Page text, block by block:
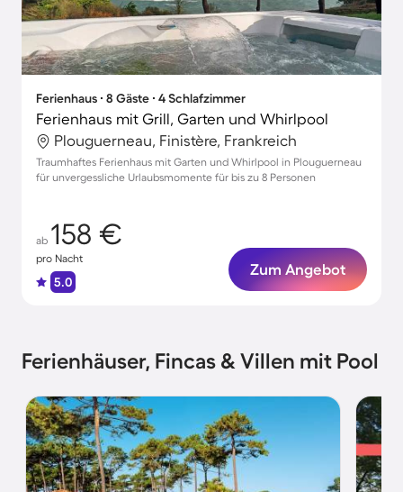
Ferienhaus ∙ 8 Gäste ∙ 4 Schlafzimmer
Ferienhaus mit Grill, Garten und Whirlpool
Plouguerneau, Finistère, Frankreich
Traumhaftes Ferienhaus mit Garten und Whirlpool in Plouguerneau
für unvergessliche Urlaubsmomente für bis zu 8 Personen
ab 158 €
pro Nacht
5.0
Zum Angebot
Ferienhäuser, Fincas & Villen mit Pool